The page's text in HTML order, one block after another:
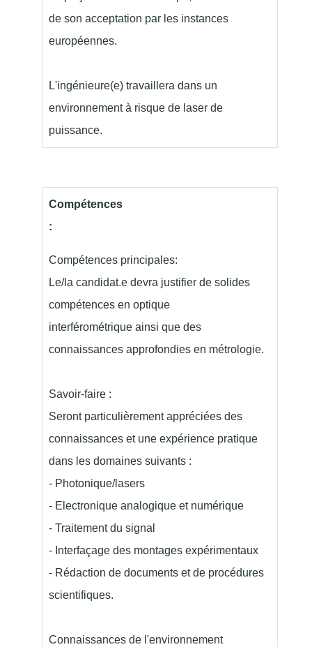
de son acceptation par les instances
européennes.
L'ingénieure(e) travaillera dans un
environnement à risque de laser de
puissance.
Compétences
:
Compétences principales:
Le/la candidat.e devra justifier de solides
compétences en optique
interférométrique ainsi que des
connaissances approfondies en métrologie.
Savoir-faire :
Seront particulièrement appréciées des
connaissances et une expérience pratique
dans les domaines suivants :
- Photonique/lasers
- Electronique analogique et numérique
- Traitement du signal
- Interfaçage des montages expérimentaux
- Rédaction de documents et de procédures
scientifiques.
Connaissances de l'environnement